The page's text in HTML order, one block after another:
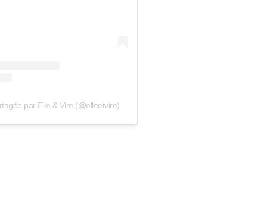
par Elle & Vire (@elleetvire)